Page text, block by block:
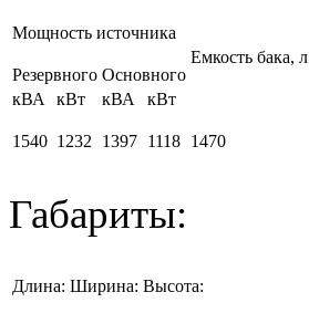
Мощность источника
Емкость бака, л
Резервного Основного
кВА
кВт кВА кВт
1540 1232 1397 1118 1470
Габариты:
Длина: Ширина: Высота: